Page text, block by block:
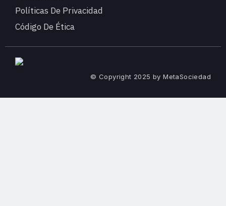
Políticas De Privacidad
Código De Ética
© Copyright 2025 by MetaSociedad